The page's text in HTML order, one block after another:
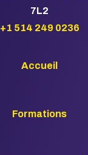
7L2
+1 514 249 0236
Accueil
Formations